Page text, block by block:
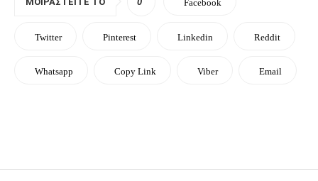
Facebook
Twitter Pinterest Linkedin Reddit
Whatsapp Copy Link Viber Email